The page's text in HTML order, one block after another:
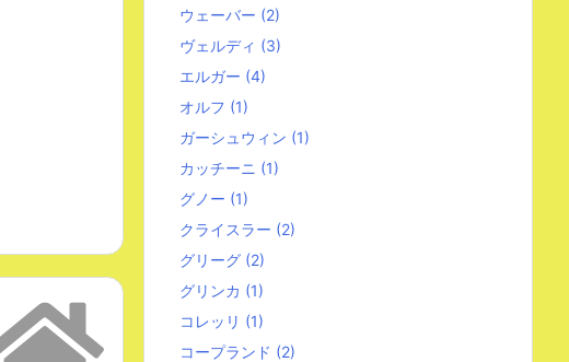
ウェーバー (2)
ヴェルディ (3)
エルガー (4)
オルフ (1)
ガーシュウィン (1)
カッチーニ (1)
グノー (1)
クライスラー (2)
グリーグ (2)
グリンカ (1)
コレッリ (1)
コープランド (2)